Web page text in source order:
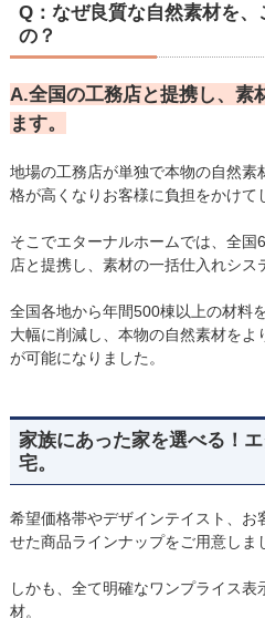
Q：なぜ良質な自然素材を
の？
A.全国の工務店と提携し、素
ます。
地場の工務店が単独で本物の自然素
格が高くなりお客様に負担をかけて
そこでエターナルホームでは、全
店と提携し、素材の一括仕入れシス
全国各地から年間500棟以上の材料
大幅に削減し、本物の自然素材をよ
が可能になりました。
家族にあった家を選べる！
宅。
希望価格帯やデザインテイスト、お
せた商品ラインナップをご用意しま
しかも、全て明確なワンプライス
材。